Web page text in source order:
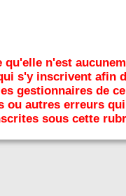
n'est
s'y inscrivent afin
gestionnaires de
ou autres erreurs
sous cette